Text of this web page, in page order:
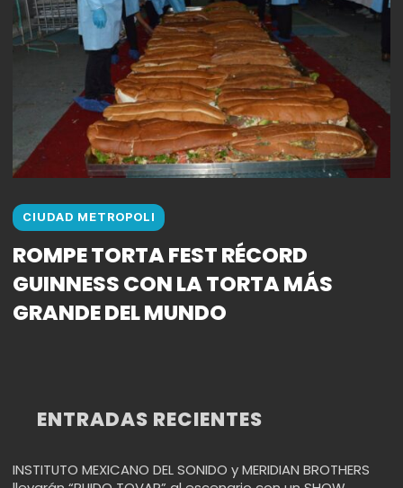
CIUDAD METROPOLI
ROMPE TORTA FEST RÉCORD
GUINNESS CON LA TORTA MÁS
GRANDE DEL MUNDO
ENTRADAS RECIENTES
INSTITUTO MEXICANO DEL SONIDO y MERIDIAN BROTHERS